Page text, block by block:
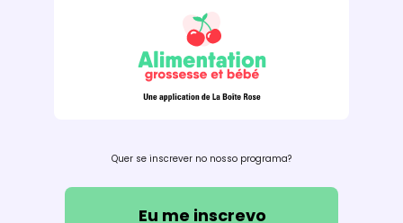
Quer se inscrever no nosso programa?
Eu me inscrevo